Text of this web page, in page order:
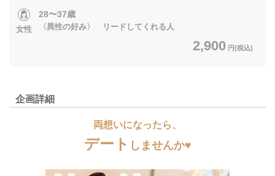
女性
28〜37歳
〈異性の好み〉 リードしてくれる人
2,900 円(税込)
企画詳細
両想いになったら、
デート しませんか♥